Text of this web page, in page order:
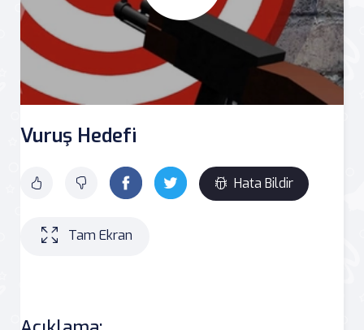
Vuruş Hedefi
Hata Bildir
Tam Ekran